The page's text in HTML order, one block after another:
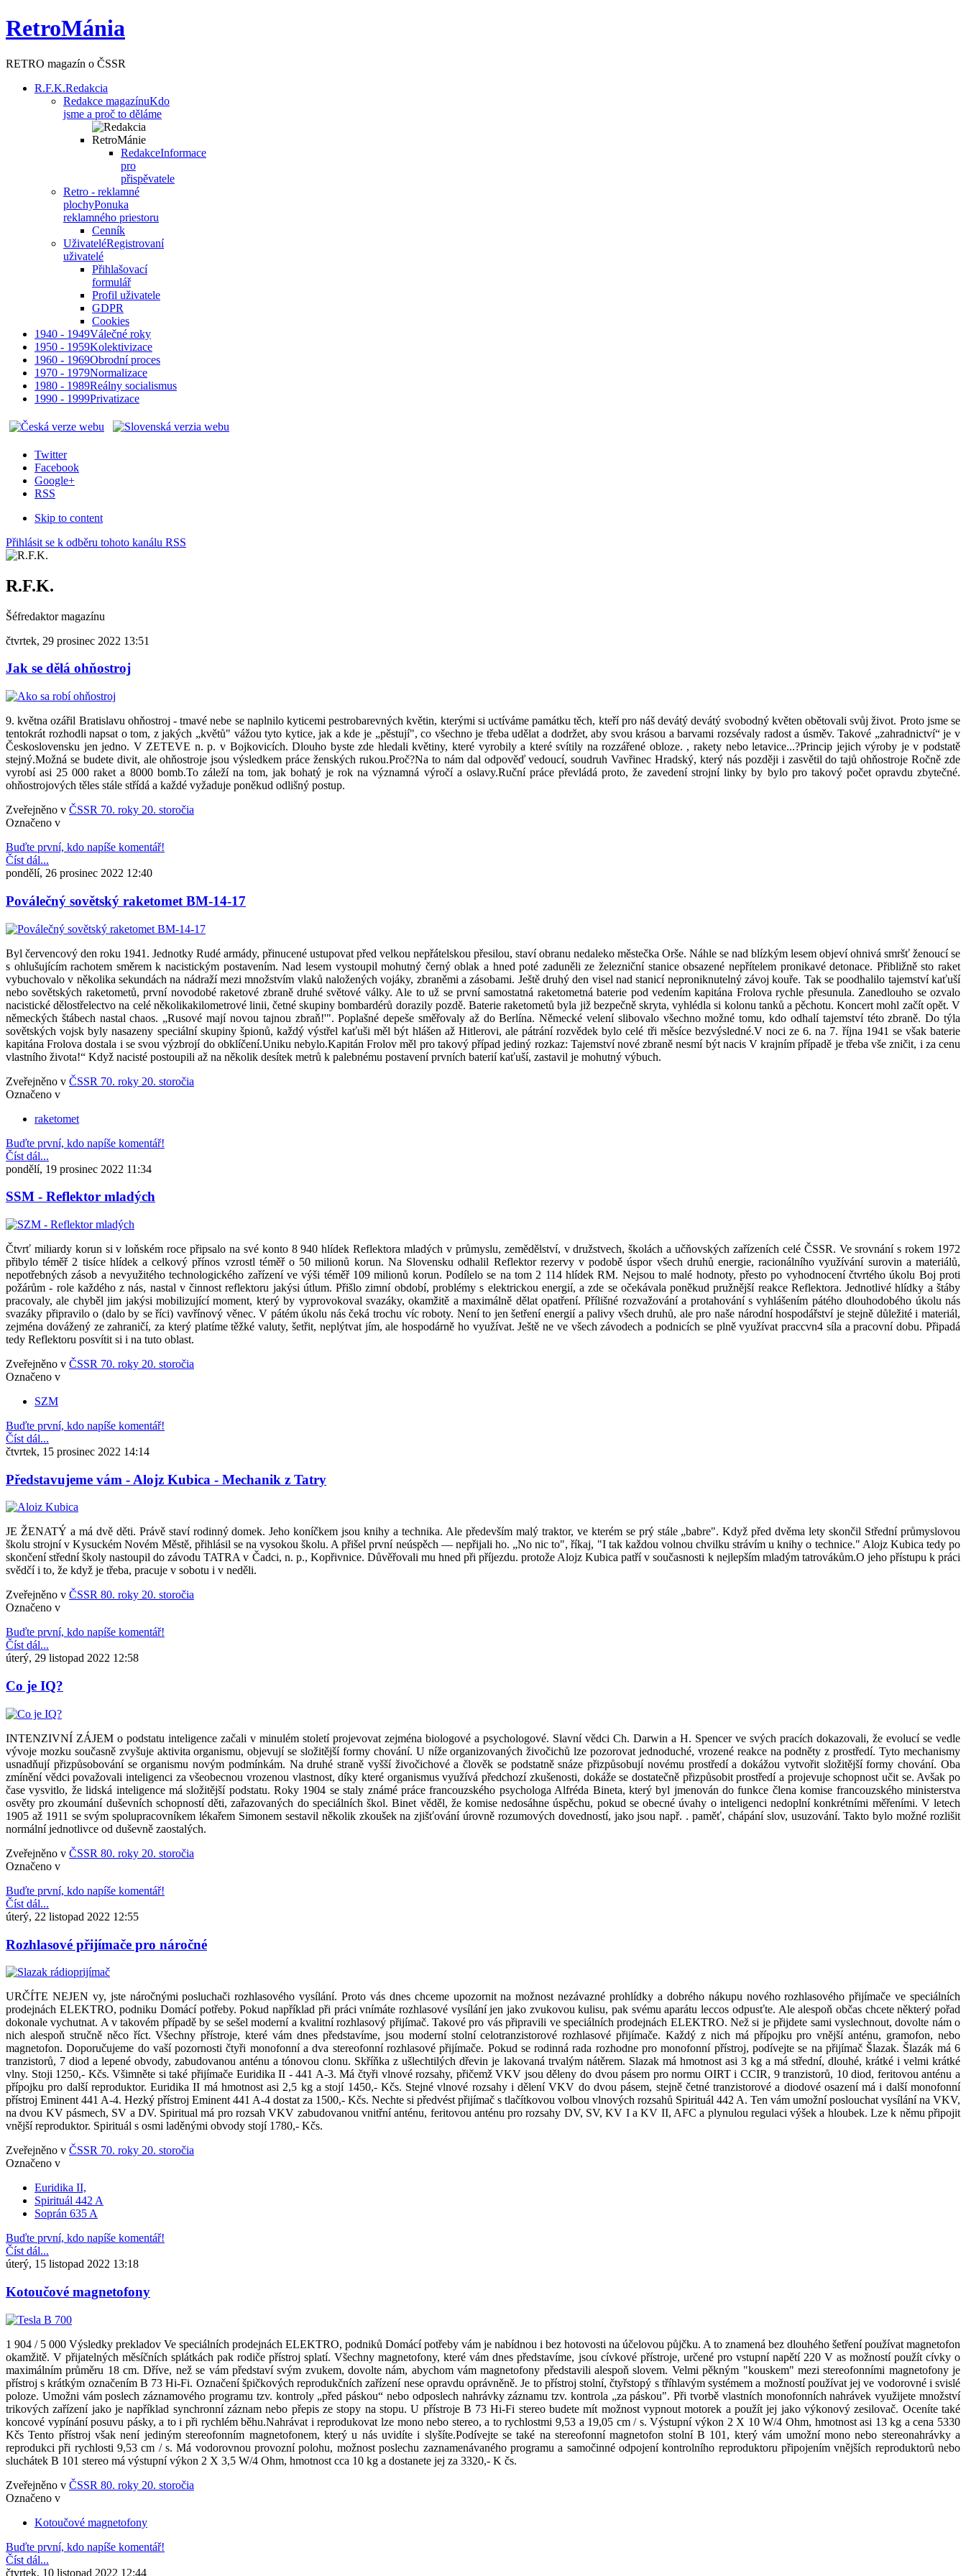
RetroMánia
RETRO magazín o ČSSR
R.F.K.Redakcia
Redakce magazínuKdo
jsme a proč to děláme
RedakceInformace
pro
přispěvatele
Retro - reklamné
plochyPonuka
reklamného priestoru
Cenník
UživateléRegistrovaní
uživatelé
Přihlašovací
formulář
Profil uživatele
GDPR
Cookies
1940 - 1949Válečné roky
1950 - 1959Kolektivizace
1960 - 1969Obrodní proces
1970 - 1979Normalizace
1980 - 1989Reálny socialismus
1990 - 1999Privatizace
Twitter
Facebook
Google+
RSS
Skip to content
Přihlásit se k odběru tohoto kanálu RSS
R.F.K.
Šéfredaktor magazínu
čtvrtek, 29 prosinec 2022 13:51
Jak se dělá ohňostroj
9. května ozářil Bratislavu ohňostroj - tmavé nebe se naplnilo kyticemi pestrobarevných květin, kterými si uctíváme památku těch, kteří pro náš devátý devátý svobodný květen obětovali svůj život. Proto jsme se
tentokrát rozhodli napsat o tom, z jakých „květů" vážou tyto kytice, jak a kde je „pěstují", co všechno je třeba udělat a dodržet, aby svou krásou a barvami rozsévaly radost a úsměv. Takové „zahradnictví“ je v
Československu jen jedno. V ZETEVE n. p. v Bojkovicích. Dlouho byste zde hledali květiny, které vyrobily a které svítily na rozzářené obloze. , rakety nebo letavice...?Princip jejich výroby je v podstatě
stejný.Možná se budete divit, ale ohňostroje jsou výsledkem práce ženských rukou.Proč?Na to nám dal odpověď vedoucí, soudruh Vavřinec Hradský, který nás později i zasvětil do tajů ohňostroje Ročně zde
vyrobí asi 25 000 raket a 8000 bomb.To záleží na tom, jak bohatý je rok na významná výročí a oslavy.Ruční práce převládá proto, že zavedení strojní linky by bylo pro takový počet opravdu zbytečné.
ohňostrojových těles stále střídá a každé vyžaduje poněkud odlišný postup.
Zveřejněno v ČSSR 70. roky 20. storočia
Označeno v
Buďte první, kdo napíše komentář!
Číst dál...
pondělí, 26 prosinec 2022 12:40
Poválečný sovětský raketomet BM-14-17
Byl červencový den roku 1941. Jednotky Rudé armády, přinucené ustupovat před velkou nepřátelskou přesilou, staví obranu nedaleko městečka Orše. Náhle se nad blízkým lesem objeví ohnivá smršť ženoucí se
s ohlušujícím rachotem směrem k nacistickým postavením. Nad lesem vystoupil mohutný černý oblak a hned poté zaduněli ze železniční stanice obsazené nepřítelem pronikavé detonace. Přibližně sto raket
vybuchovalo v několika sekundách na nádraží mezi množstvím vlaků naložených vojáky, zbraněmi a zásobami. Ještě druhý den visel nad stanicí neproniknutelný závoj kouře. Tak se poodhalilo tajemství kaťuší
nebo sovětských raketometů, první novodobé raketové zbraně druhé světové války. Ale to už se první samostatná raketometná baterie pod vedením kapitána Frolova rychle přesunula. Zanedlouho se ozvalo
nacistické dělostřelectvo na celé několikakilometrové linii, četné skupiny bombardérů dorazily pozdě. Baterie raketometů byla již bezpečně skryta, vyhlédla si kolonu tanků a pěchotu. Koncert mohl začít opět. V
německých štábech nastal chaos. „Rusové mají novou tajnou zbraň!'". Poplašné depeše směřovaly až do Berlína. Německé velení slibovalo všechno možné tomu, kdo odhalí tajemství této zbraně. Do týla
sovětských vojsk byly nasazeny speciální skupiny špionů, každý výstřel kaťuši měl být hlášen až Hitlerovi, ale pátrání rozvědek bylo celé tři měsíce bezvýsledné.V noci ze 6. na 7. října 1941 se však baterie
kapitána Frolova dostala i se svou výzbrojí do obklíčení.Uniku nebylo.Kapitán Frolov měl pro takový případ jediný rozkaz: Tajemství nové zbraně nesmí být nacis V krajním případě je třeba vše zničit, i za cenu
vlastního života!“ Když nacisté postoupili až na několik desítek metrů k palebnému postavení prvních baterií kaťuší, zastavil je mohutný výbuch.
Zveřejněno v ČSSR 70. roky 20. storočia
Označeno v
raketomet
Buďte první, kdo napíše komentář!
Číst dál...
pondělí, 19 prosinec 2022 11:34
SSM - Reflektor mladých
Čtvrť miliardy korun si v loňském roce připsalo na své konto 8 940 hlídek Reflektora mladých v průmyslu, zemědělství, v družstvech, školách a učňovských zařízeních celé ČSSR. Ve srovnání s rokem 1972
přibylo téměř 2 tisíce hlídek a celkový přínos vzrostl téměř o 50 milionů korun. Na Slovensku odhalil Reflektor rezervy v podobě úspor všech druhů energie, racionálního využívání surovin a materiálů,
nepotřebných zásob a nevyužitého technologického zařízení ve výši téměř 109 milionů korun. Podílelo se na tom 2 114 hlídek RM. Nejsou to malé hodnoty, přesto po vyhodnocení čtvrtého úkolu Boj proti
požárům - role každého z nás, nastal v činnost reflektoru jakýsi útlum. Přišlo zimní období, problémy s elektrickou energií, a zde se očekávala poněkud pružnější reakce Reflektora. Jednotlivé hlídky a štáby
pracovaly, ale chyběl jim jakýsi mobilizující moment, který by vyprovokoval svazáky, okamžitě a maximálně dělat opatření. Přílišné rozvažování a protahování s vyhlášením pátého dlouhodobého úkolu nás
svazáky připravilo o (dalo by se říci) vavřínový věnec. V pátém úkolu nás čeká trochu víc roboty. Není to jen šetření energií a palivy všech druhů, ale pro naše národní hospodářství je stejně důležité i materiál,
zejména dovážený ze zahraničí, za který platíme těžké valuty, šetřit, neplýtvat jím, ale hospodárně ho využívat. Ještě ne ve všech závodech a podnicích se plně využívat praccvn4 síla a pracovní dobu. Připadá
tedy Reflektoru posvítit si i na tuto oblast.
Zveřejněno v ČSSR 70. roky 20. storočia
Označeno v
SZM
Buďte první, kdo napíše komentář!
Číst dál...
čtvrtek, 15 prosinec 2022 14:14
Představujeme vám - Alojz Kubica - Mechanik z Tatry
JE ŽENATÝ a má dvě děti. Právě staví rodinný domek. Jeho koníčkem jsou knihy a technika. Ale především malý traktor, ve kterém se prý stále „babre". Když před dvěma lety skončil Střední průmyslovou
školu strojní v Kysuckém Novém Městě, přihlásil se na vysokou školu. A přišel první neúspěch — nepřijali ho. „No nic to", říkaj, "I tak každou volnou chvilku strávím u knihy o technice." Alojz Kubica tedy po
skončení střední školy nastoupil do závodu TATRA v Čadci, n. p., Kopřivnice. Důvěřovali mu hned při příjezdu. protože Alojz Kubica patří v současnosti k nejlepším mladým tatrovákům.O jeho přístupu k práci
svědčí i to, že když je třeba, pracuje v sobotu i v neděli.
Zveřejněno v ČSSR 80. roky 20. storočia
Označeno v
Buďte první, kdo napíše komentář!
Číst dál...
úterý, 29 listopad 2022 12:58
Co je IQ?
INTENZIVNÍ ZÁJEM o podstatu inteligence začali v minulém století projevovat zejména biologové a psychologové. Slavní vědci Ch. Darwin a H. Spencer ve svých pracích dokazovali, že evolucí se vedle
vývoje mozku současně zvyšuje aktivita organismu, objevují se složitější formy chování. U níže organizovaných živočichů lze pozorovat jednoduché, vrozené reakce na podněty z prostředí. Tyto mechanismy
usnadňují přizpůsobování se organismu novým podmínkám. Na druhé straně vyšší živočichové a člověk se podstatně snáze přizpůsobují novému prostředí a dokážou vytvořit složitější formy chování. Oba
zmínění vědci považovali inteligenci za všeobecnou vrozenou vlastnost, díky které organismus využívá předchozí zkušenosti, dokáže se dostatečně přizpůsobit prostředí a projevuje schopnost učit se. Avšak po
čase vysvitlo, že lidská inteligence má složitější podstatu. Roky 1904 se staly známé práce francouzského psychologa Alfréda Bineta, který byl jmenován do funkce člena komise francouzského ministerstva
osvěty pro zkoumání duševních schopností děti, zařazovaných do speciálních škol. Binet věděl, že komise nedosáhne úspěchu, pokud se obecné úvahy o inteligenci nedoplní konkrétními měřeními. V letech
1905 až 1911 se svým spolupracovníkem lékařem Simonem sestavil několik zkoušek na zjišťování úrovně rozumových dovedností, jako jsou např. . paměť, chápání slov, usuzování. Takto bylo možné rozlišit
normální jednotlivce od duševně zaostalých.
Zveřejněno v ČSSR 80. roky 20. storočia
Označeno v
Buďte první, kdo napíše komentář!
Číst dál...
úterý, 22 listopad 2022 12:55
Rozhlasové přijímače pro náročné
URČÍTE NEJEN vy, jste náročnými posluchači rozhlasového vysílání. Proto vás dnes chceme upozornit na možnost nezávazné prohlídky a dobrého nákupu nového rozhlasového přijímače ve speciálních
prodejnách ELEKTRO, podniku Domácí potřeby. Pokud například při práci vnímáte rozhlasové vysílání jen jako zvukovou kulisu, pak svému aparátu leccos odpusťte. Ale alespoň občas chcete některý pořad
dokonale vychutnat. A v takovém případě by se sešel moderní a kvalitní rozhlasový přijímač. Takové pro vás připravili ve speciálních prodejnách ELEKTRO. Než si je přijdete sami vyslechnout, dovolte nám o
nich alespoň stručně něco říct. Všechny přístroje, které vám dnes představíme, jsou moderní stolní celotranzistorové rozhlasové přijímače. Každý z nich má přípojku pro vnější anténu, gramofon, nebo
magnetofon. Doporučujeme do vaší pozornosti čtyři monofonní a dva stereofonní rozhlasové přijímače. Pokud se rodinná rada rozhodne pro monofonní přístroj, podívejte se na přijímač Šlazak. Šlazák má 6
tranzistorů, 7 diod a lepené obvody, zabudovanou anténu a tónovou clonu. Skříňka z ušlechtilých dřevin je lakovaná trvalým nátěrem. Slazak má hmotnost asi 3 kg a má střední, dlouhé, krátké i velmi krátké
vlny. Stoji 1250,- Kčs. Všimněte si také přijímače Euridika II - 441 A-3. Má čtyři vlnové rozsahy, přičemž VKV jsou děleny do dvou pásem pro normu OIRT i CCIR, 9 tranzistorů, 10 diod, feritovou anténu a
přípojku pro další reproduktor. Euridika II má hmotnost asi 2,5 kg a stojí 1450,- Kčs. Stejné vlnové rozsahy i dělení VKV do dvou pásem, stejně četné tranzistorové a diodové osazení má i další monofonní
přístroj Eminent 441 A-4. Hezký přístroj Eminent 441 A-4 dostat za 1500,- Kčs. Nechte si předvést přijímač s tlačítkovou volbou vlnových rozsahů Spirituál 442 A. Ten vám umožní poslouchat vysílání na VKV,
na dvou KV pásmech, SV a DV. Spiritual má pro rozsah VKV zabudovanou vnitřní anténu, feritovou anténu pro rozsahy DV, SV, KV I a KV II, AFC a plynulou regulaci výšek a hloubek. Lze k němu připojit
vnější reproduktor. Spirituál s osmi laděnými obvody stojí 1780,- Kčs.
Zveřejněno v ČSSR 70. roky 20. storočia
Označeno v
Euridika II,
Spirituál 442 A
Soprán 635 A
Buďte první, kdo napíše komentář!
Číst dál...
úterý, 15 listopad 2022 13:18
Kotoučové magnetofony
1 904 / 5 000 Výsledky prekladov Ve speciálních prodejnách ELEKTRO, podniků Domácí potřeby vám je nabídnou i bez hotovosti na účelovou půjčku. A to znamená bez dlouhého šetření používat magnetofon
okamžitě. V přijatelných měsíčních splátkách pak rodiče přístroj splatí. Všechny magnetofony, které vám dnes představíme, jsou cívkové přístroje, určené pro vstupní napětí 220 V as možností použít cívky o
maximálním průměru 18 cm. Dříve, než se vám představí svým zvukem, dovolte nám, abychom vám magnetofony představili alespoň slovem. Velmi pěkným "kouskem" mezi stereofonními magnetofony je
přístroj s krátkým označením B 73 Hi-Fi. Označení špičkových reprodukčních zařízení nese opravdu oprávněně. Je to přístroj stolní, čtyřstopý s tříhlavým systémem a možností používat jej ve vodorovné i svislé
poloze. Umožni vám poslech záznamového programu tzv. kontroly „před páskou“ nebo odposlech nahrávky záznamu tzv. kontrola „za páskou". Při tvorbě vlastních monofonních nahrávek využijete množství
trikových zařízení jako je například synchronní záznam nebo přepis ze stopy na stopu. U přístroje B 73 Hi-Fi stereo budete mít možnost vypnout motorek a použít jej jako výkonový zesilovač. Oceníte také
koncové vypínání posuvu pásky, a to i při rychlém běhu.Nahrávat i reprodukovat lze mono nebo stereo, a to rychlostmi 9,53 a 19,05 cm / s. Výstupní výkon 2 X 10 W/4 Ohm, hmotnost asi 13 kg a cena 5330
Kčs Tento přístroj však není jediným stereofonním magnetofonem, který u nás uvidíte i slyšíte.Podívejte se také na stereofonní magnetofon stolní B 101, který vám umožní mono nebo stereonahrávky a
reprodukci při rychlosti 9,53 cm / s. Má vodorovnou provozní polohu, možnost poslechu zaznamenávaného programu a samočinné odpojení kontrolního reproduktoru připojením vnějších reproduktorů nebo
sluchátek B 101 stereo má výstupní výkon 2 X 3,5 W/4 Ohm, hmotnost cca 10 kg a dostanete jej za 3320,- K čs.
Zveřejněno v ČSSR 80. roky 20. storočia
Označeno v
Kotoučové magnetofony
Buďte první, kdo napíše komentář!
Číst dál...
čtvrtek, 10 listopad 2022 12:44